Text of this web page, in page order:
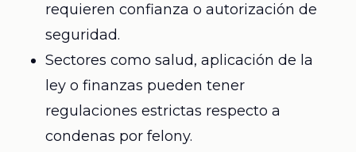
requieren confianza o autorización de
seguridad.
Sectores como salud, aplicación de la
ley o finanzas pueden tener
regulaciones estrictas respecto a
condenas por felony.